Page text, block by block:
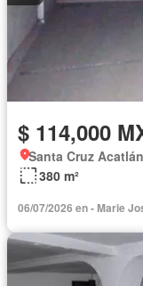
$ 114,000
Santa Cruz
380 m²
06/07/2026 en - Marie